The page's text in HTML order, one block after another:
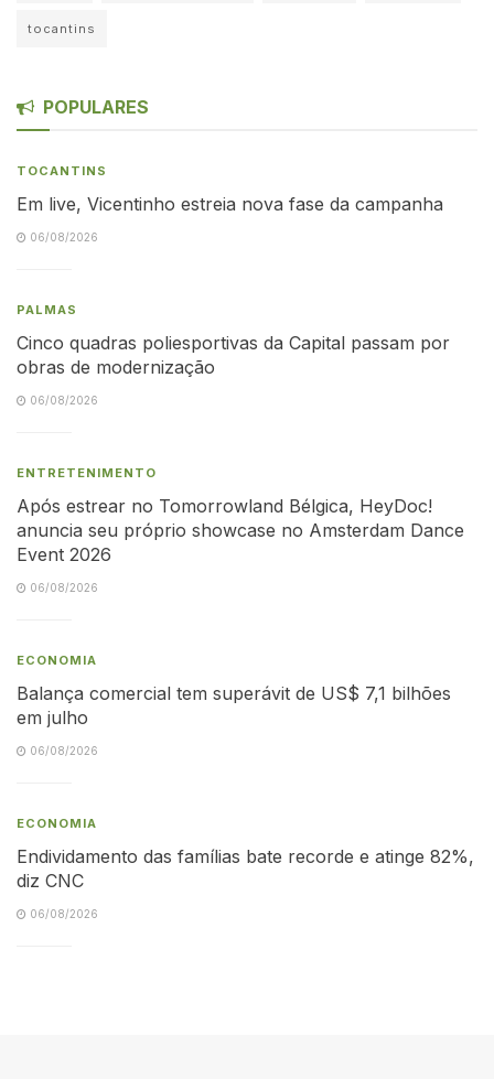
tocantins
POPULARES
TOCANTINS
Em live, Vicentinho estreia nova fase da campanha
06/08/2026
PALMAS
Cinco quadras poliesportivas da Capital passam por
obras de modernização
06/08/2026
ENTRETENIMENTO
Após estrear no Tomorrowland Bélgica, HeyDoc!
anuncia seu próprio showcase no Amsterdam Dance
Event 2026
06/08/2026
ECONOMIA
Balança comercial tem superávit de US$ 7,1 bilhões
em julho
06/08/2026
ECONOMIA
Endividamento das famílias bate recorde e atinge 82%,
diz CNC
06/08/2026